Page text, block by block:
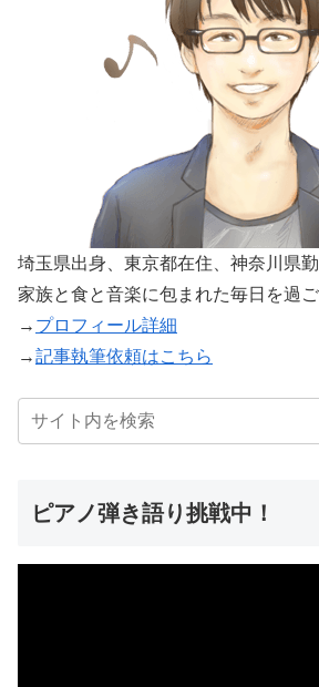
埼玉県出身、東京都在住、神奈川県
家族と食と音楽に包まれた毎日を過ご
→ プロフィール詳細
→記事執筆依頼はこちら
ピアノ弾き語り挑戦中！